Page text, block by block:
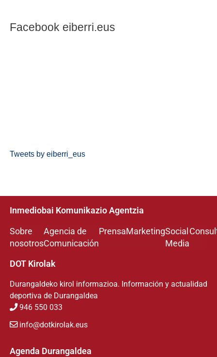
Facebook eiberri.eus
Tweets by eiberri_eus
Inmediobai Komunikazio Agentzia
Sobre
nosotros
Agencia de
Comunicación
PrensaMarketingSocial
Media
DOT Kirolak
Durangaldeko kirol informazioa. Información y actualidad
deportiva de Durangaldea
946 550 033
info@dotkirolak.eus
Agenda Durangaldea